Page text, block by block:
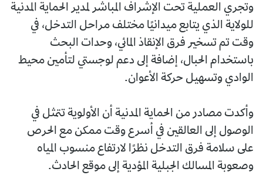
وتجري العملية تحت الإشراف المباشر لمدير الحماية المدنية
للولاية الذي يتابع ميدانيًا مختلف مراحل التدخل، في
وقت تم تسخير فرق الإنقاذ المائي، وحدات البحث
باستخدام الحبال، إضافة إلى دعم لوجستي لتأمين محيط
الوادي وتسهيل حركة الأعوان.
وأكدت مصادر من الحماية المدنية أن الأولوية تتمثل في
الوصول إلى العالقين في أسرع وقت ممكن مع الحرص
على سلامة فرق التدخل نظرًا لارتفاع منسوب المياه
وصعوبة المسالك الجبلية المؤدية إلى موقع الحادث.